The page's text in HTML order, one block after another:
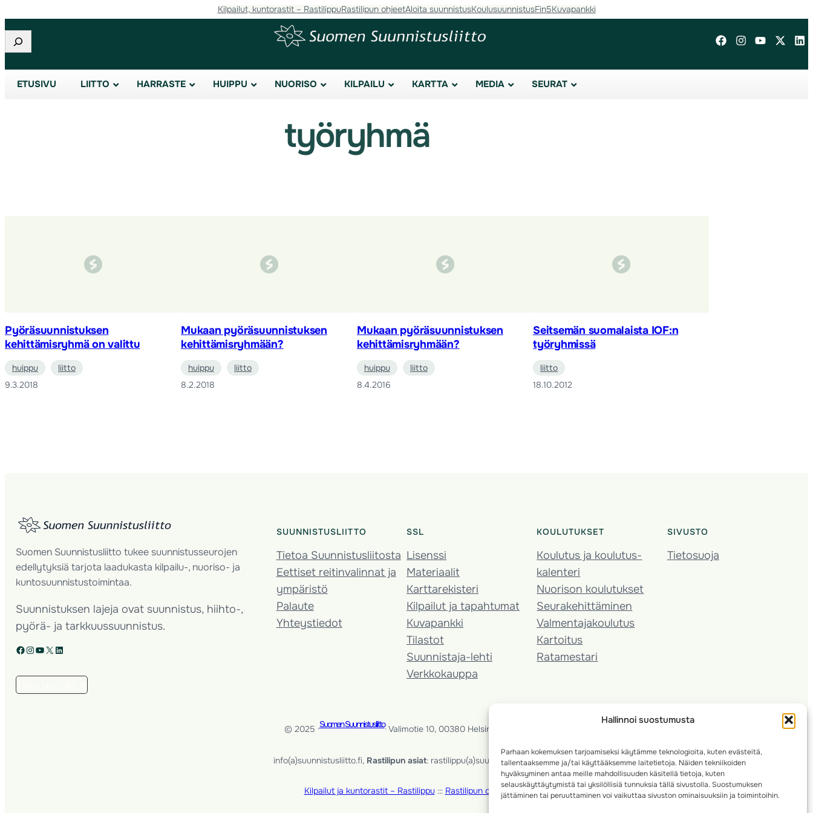
Hallinnoi suostumusta
Parhaan kokemuksen tarjoamiseksi käytämme teknologioita, kuten evästeitä,
tallentaaksemme ja/tai käyttääksemme laitetietoja. Näiden tekniikoiden
hyväksyminen antaa meille mahdollisuuden käsitellä tietoja, kuten
selauskäyttäytymistä tai yksilöllisiä tunnuksia tällä sivustolla. Suostumuksen
jättäminen tai peruuttaminen voi vaikuttaa sivuston ominaisuuksiin ja toimintoihin.
sisältöön
Kilpailut, kuntorastit – RastilippuRastilipun ohjeetAloita suunnistusKoulusuunnistusFin5Kuvapankki
Etsi
ETUSIVU LIITTO HARRASTE HUIPPU NUORISO KILPAILU KARTTA MEDIA SEURAT
työryhmä
Pyöräsuunnistuksen
kehittämisryhmä on valittu
huippu
liitto
9.3.2018
Mukaan pyöräsuunnistuksen
kehittämisryhmään?
huippu
liitto
8.2.2018
Mukaan pyöräsuunnistuksen
kehittämisryhmään?
huippu
liitto
8.4.2016
Seitsemän suomalaista IOF:n
työryhmissä
liitto
18.10.2012
Suomen Suunnistusliitto tukee suunnistusseurojen
edellytyksiä tarjota laadukasta kilpailu-, nuoriso- ja
kuntosuunnistustoimintaa.
Suunnistuksen lajeja ovat suunnistus, hiihto-,
pyörä- ja tarkkuussuunnistus.
Facebook Instagram YouTube X LinkedIn
SUUNNISTUSLIITTO
Tietoa Suunnistusliitosta
Eettiset reitinvalinnat ja
ympäristö
Palaute
Yhteystiedot
SSL
Lisenssi
Materiaalit
Karttarekisteri
Kilpailut ja tapahtumat
Kuvapankki
Tilastot
Suunnistaja-lehti
Verkkokauppa
KOULUTUKSET
Koulutus ja koulutus­
kalenteri
Nuorison koulutukset
Seura­kehittäminen
Valmentaja­koulutus
Kartoitus
Ratamestari
SIVUSTO
Tietosuoja
© 2025 ·Suomen Suunnistusliitto· Valimotie 10, 00380 Helsinki, Finland
info(a)suunnistusliitto.fi, Rastilipun asiat: rastilippu(a)suunnistusliitto.fi
Kilpailut ja kuntorastit – Rastilippu::: Rastilipun ohjeet